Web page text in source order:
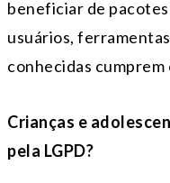
beneficiar de pacotes
usuários,
conhecidas cumprem
Crianças e
pela LGPD?